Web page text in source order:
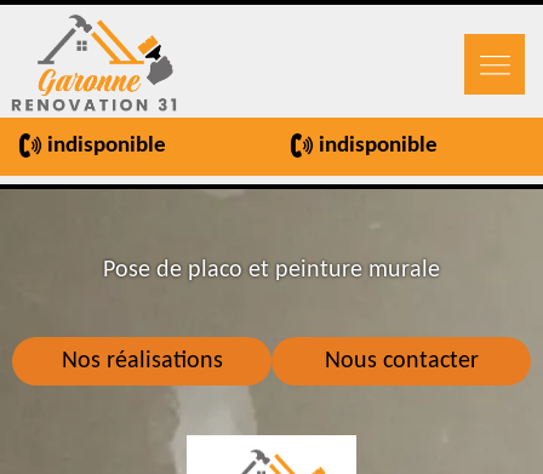
indisponible indisponible
Nos réalisations Nous contacter
Pose de placo et peinture murale